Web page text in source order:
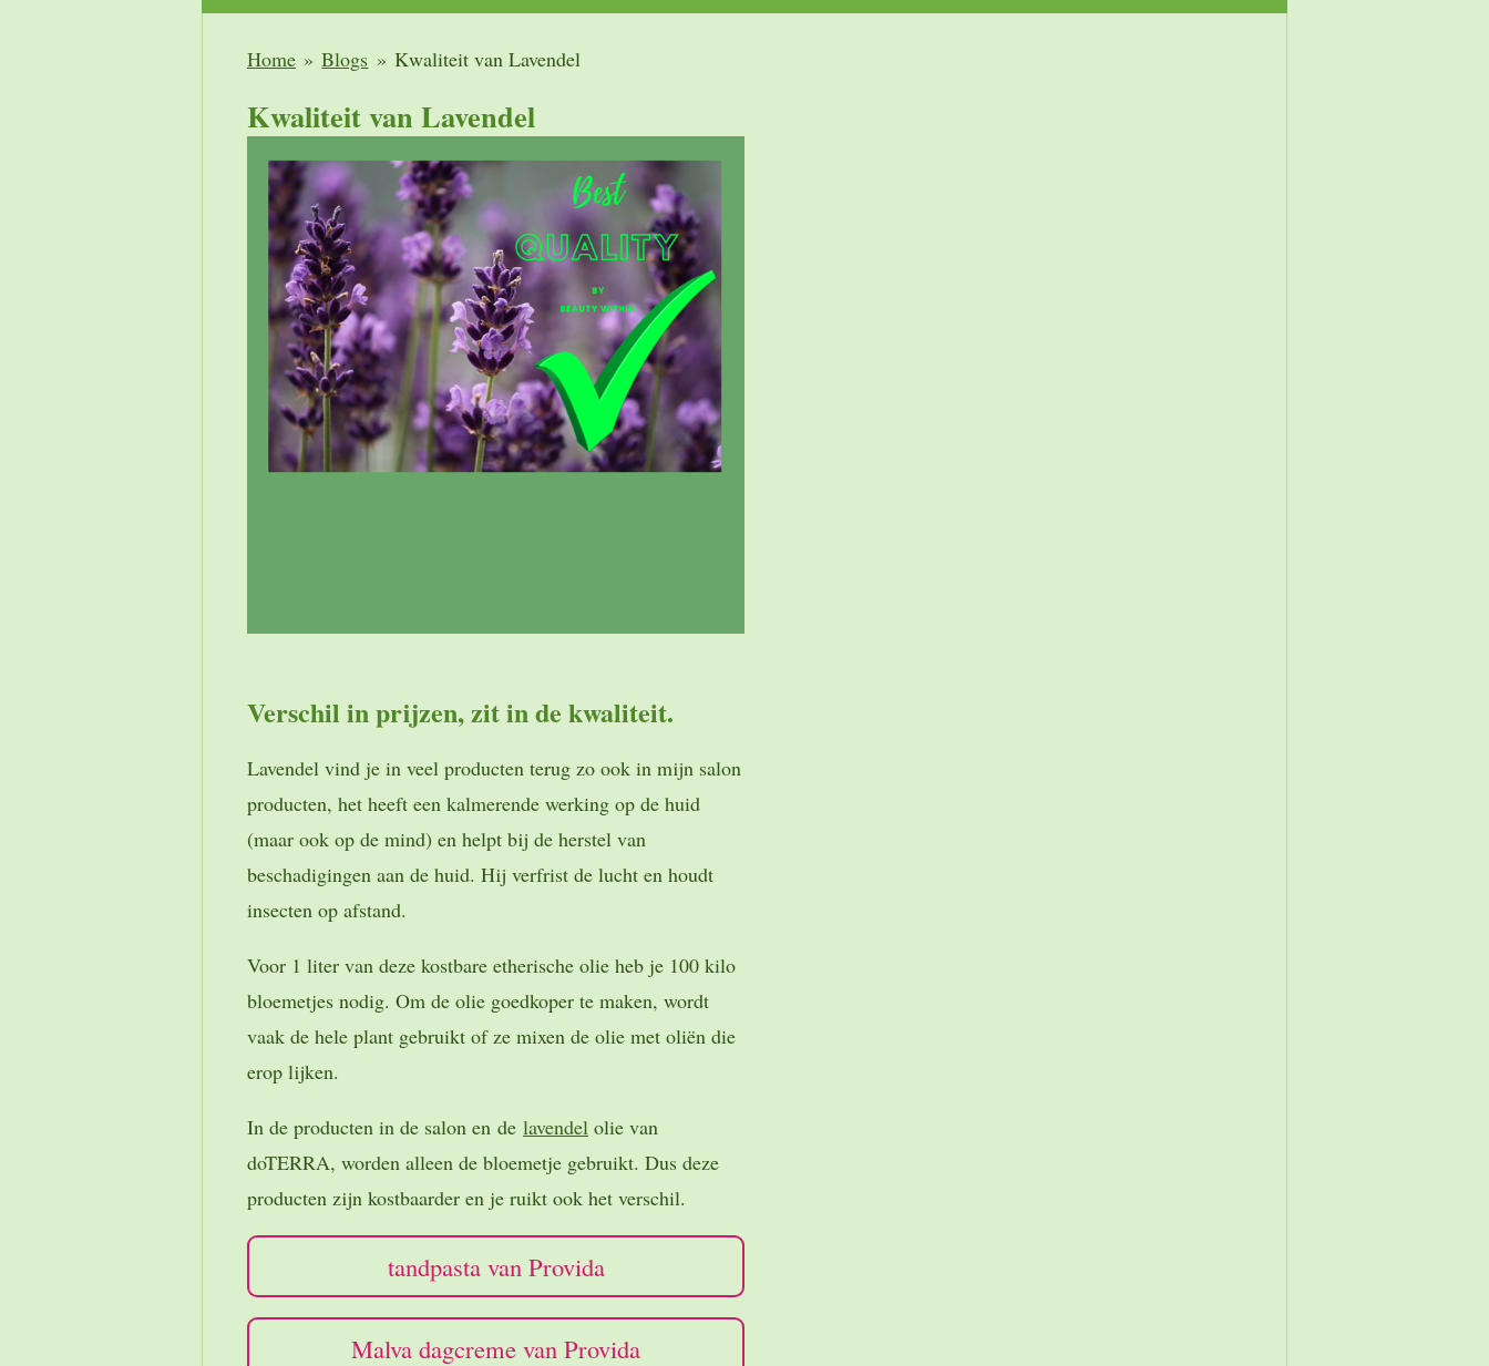
Home » Blogs » Kwaliteit van Lavendel
Kwaliteit van Lavendel
Verschil in prijzen, zit in de kwaliteit.
Lavendel vind je in veel producten terug zo ook in mijn salon
producten, het heeft een kalmerende werking op de huid
(maar ook op de mind) en helpt bij de herstel van
beschadigingen aan de huid. Hij verfrist de lucht en houdt
insecten op afstand.
Voor 1 liter van deze kostbare etherische olie heb je 100 kilo
bloemetjes nodig. Om de olie goedkoper te maken, wordt
vaak de hele plant gebruikt of ze mixen de olie met oliën die
erop lijken.
In de producten in de salon en de lavendel olie van
doTERRA, worden alleen de bloemetje gebruikt. Dus deze
producten zijn kostbaarder en je ruikt ook het verschil.
tandpasta van Provida
Malva dagcreme van Provida